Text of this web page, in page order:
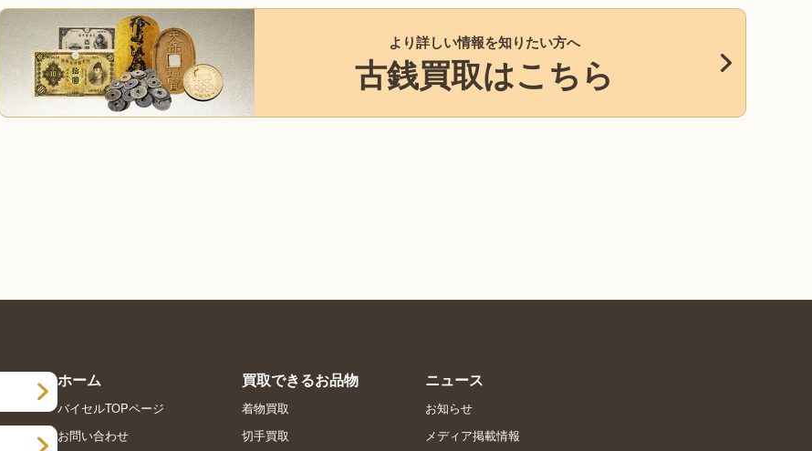
より詳しい情報を知りたい方へ
古銭買取はこちら
ホーム
バイセルTOPページ
お問い合わせ
買取できるお品物
着物買取
切手買取
ニュース
お知らせ
メディア掲載情報